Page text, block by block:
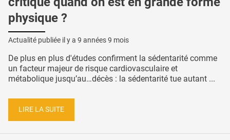
physique ?
Actualité publiée il y a 9 années 9 mois
De plus en plus d'études confirment la sédentarité comme
un facteur majeur de risque cardiovasculaire et
métabolique jusqu’au…décès : la sédentarité tue autant ...
LIRE LA SUITE